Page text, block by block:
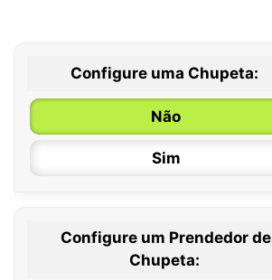
Configure uma Chupeta:
Não
Sim
0 / 6 meses
Configure um Prendedor de
Chupeta: